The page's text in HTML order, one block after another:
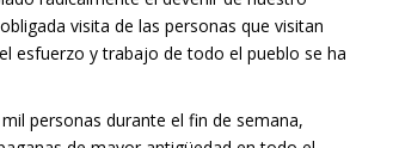
visita de las personas que visitan
esfuerzo y trabajo de todo el pueblo se ha
personas durante el fin de semana,